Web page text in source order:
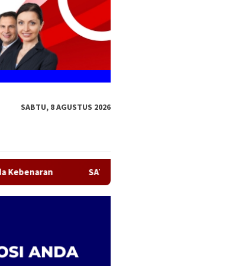
SABTU, 8 AGUSTUS 2026
SATPAS Satlantas Polresta Palangka Raya Beri